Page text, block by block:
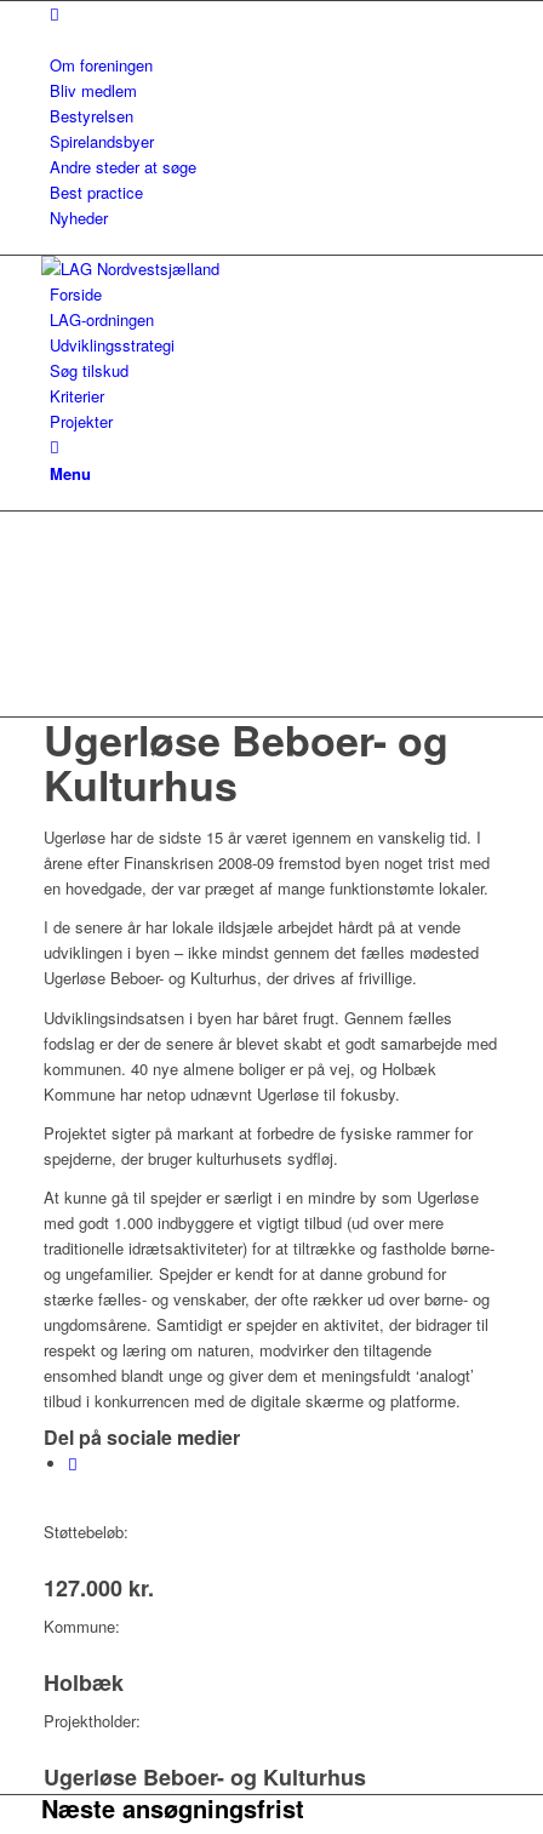
Om foreningen
Bliv medlem
Bestyrelsen
Spirelandsbyer
Andre steder at søge
Best practice
Nyheder
Forside
LAG-ordningen
Udviklingsstrategi
Søg tilskud
Kriterier
Projekter
Menu
Ugerløse Beboer- og
Kulturhus
Ugerløse har de sidste 15 år været igennem en vanskelig tid. I
årene efter Finanskrisen 2008-09 fremstod byen noget trist med
en hovedgade, der var præget af mange funktionstømte lokaler.
I de senere år har lokale ildsjæle arbejdet hårdt på at vende
udviklingen i byen – ikke mindst gennem det fælles mødested
Ugerløse Beboer- og Kulturhus, der drives af frivillige.
Udviklingsindsatsen i byen har båret frugt. Gennem fælles
fodslag er der de senere år blevet skabt et godt samarbejde med
kommunen. 40 nye almene boliger er på vej, og Holbæk
Kommune har netop udnævnt Ugerløse til fokusby.
Projektet sigter på markant at forbedre de fysiske rammer for
spejderne, der bruger kulturhusets sydfløj.
At kunne gå til spejder er særligt i en mindre by som Ugerløse
med godt 1.000 indbyggere et vigtigt tilbud (ud over mere
traditionelle idrætsaktiviteter) for at tiltrække og fastholde børne-
og ungefamilier. Spejder er kendt for at danne grobund for
stærke fælles- og venskaber, der ofte rækker ud over børne- og
ungdomsårene. Samtidigt er spejder en aktivitet, der bidrager til
respekt og læring om naturen, modvirker den tiltagende
ensomhed blandt unge og giver dem et meningsfuldt ‘analogt’
tilbud i konkurrencen med de digitale skærme og platforme.
Del på sociale medier
Støttebeløb:
127.000 kr.
Kommune:
Holbæk
Projektholder:
Ugerløse Beboer- og Kulturhus
Næste ansøgningsfrist